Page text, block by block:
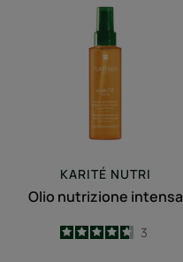
nutrizione
intensa
KARITÉ NUTRI
Olio nutrizione intensa
4.7
/5
3